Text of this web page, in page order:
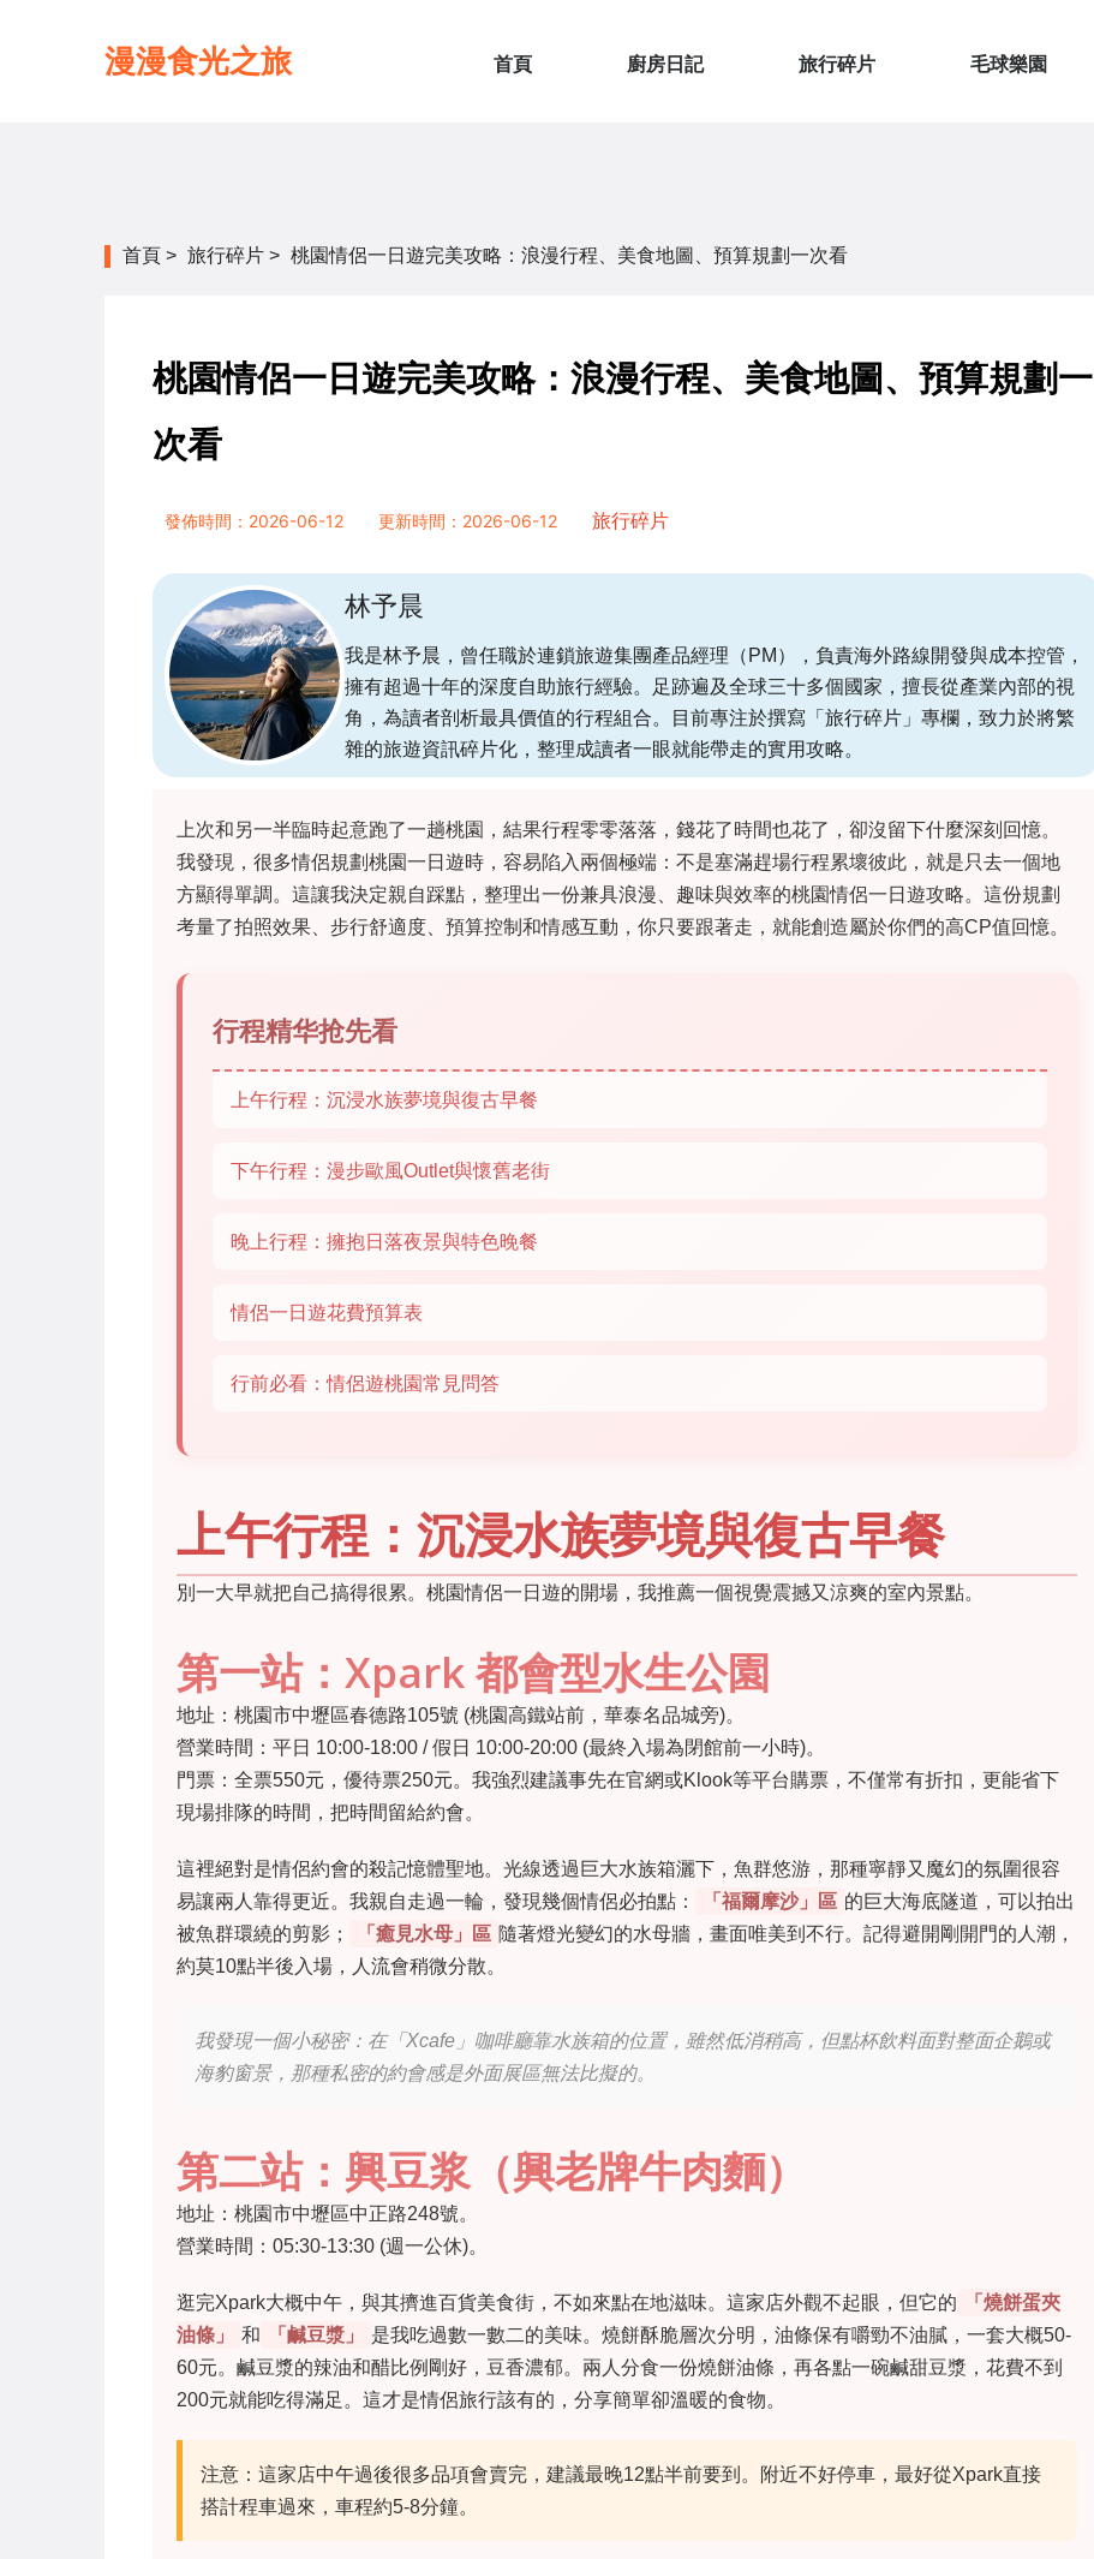
漫漫食光之旅 首頁 廚房日記 旅行碎片 毛球樂園
首頁 > 旅行碎片 > 桃園情侶一日遊完美攻略：浪漫行程、美食地圖、預算規劃一次看
桃園情侶一日遊完美攻略：浪漫行程、美食地圖、預算規劃一
次看
發佈時間：2026-06-12 更新時間：2026-06-12 旅行碎片
林予晨
我是林予晨，曾任職於連鎖旅遊集團產品經理（PM），負責海外路線開發與成本控管，
擁有超過十年的深度自助旅行經驗。足跡遍及全球三十多個國家，擅長從產業內部的視
角，為讀者剖析最具價值的行程組合。目前專注於撰寫「旅行碎片」專欄，致力於將繁
雜的旅遊資訊碎片化，整理成讀者一眼就能帶走的實用攻略。
上次和另一半臨時起意跑了一趟桃園，結果行程零零落落，錢花了時間也花了，卻沒留下什麼深刻回憶。
我發現，很多情侶規劃桃園一日遊時，容易陷入兩個極端：不是塞滿趕場行程累壞彼此，就是只去一個地
方顯得單調。這讓我決定親自踩點，整理出一份兼具浪漫、趣味與效率的桃園情侶一日遊攻略。這份規劃
考量了拍照效果、步行舒適度、預算控制和情感互動，你只要跟著走，就能創造屬於你們的高CP值回憶。
行程精华抢先看
上午行程：沉浸水族夢境與復古早餐
下午行程：漫步歐風Outlet與懷舊老街
晚上行程：擁抱日落夜景與特色晚餐
情侶一日遊花費預算表
行前必看：情侶遊桃園常見問答
上午行程：沉浸水族夢境與復古早餐
別一大早就把自己搞得很累。桃園情侶一日遊的開場，我推薦一個視覺震撼又涼爽的室內景點。
第一站：Xpark 都會型水生公園
地址：桃園市中壢區春德路105號 (桃園高鐵站前，華泰名品城旁)。
營業時間：平日 10:00-18:00 / 假日 10:00-20:00 (最終入場為閉館前一小時)。
門票：全票550元，優待票250元。我強烈建議事先在官網或Klook等平台購票，不僅常有折扣，更能省下
現場排隊的時間，把時間留給約會。
這裡絕對是情侶約會的殺記憶體聖地。光線透過巨大水族箱灑下，魚群悠游，那種寧靜又魔幻的氛圍很容
易讓兩人靠得更近。我親自走過一輪，發現幾個情侶必拍點：
「福爾摩沙」區 的巨大海底隧道，可以拍出
被魚群環繞的剪影；
「癒見水母」區 隨著燈光變幻的水母牆，畫面唯美到不行。記得避開剛開門的人潮，
約莫10點半後入場，人流會稍微分散。
我發現一個小秘密：在「Xcafe」咖啡廳靠水族箱的位置，雖然低消稍高，但點杯飲料面對整面企鵝或
海豹窗景，那種私密的約會感是外面展區無法比擬的。
第二站：興豆浆（興老牌牛肉麵）
地址：桃園市中壢區中正路248號。
營業時間：05:30-13:30 (週一公休)。
逛完Xpark大概中午，與其擠進百貨美食街，不如來點在地滋味。這家店外觀不起眼，但它的
「燒餅蛋夾
油條」
和 「鹹豆漿」
是我吃過數一數二的美味。燒餅酥脆層次分明，油條保有嚼勁不油膩，一套大概50-
60元。鹹豆漿的辣油和醋比例剛好，豆香濃郁。兩人分食一份燒餅油條，再各點一碗鹹甜豆漿，花費不到
200元就能吃得滿足。這才是情侶旅行該有的，分享簡單卻溫暖的食物。
注意：這家店中午過後很多品項會賣完，建議最晚12點半前要到。附近不好停車，最好從Xpark直接
搭計程車過來，車程約5-8分鐘。